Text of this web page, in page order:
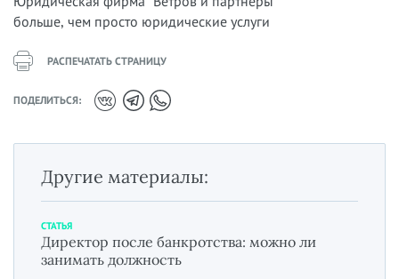
больше, чем просто юридические услуги
РАСПЕЧАТАТЬ СТРАНИЦУ
ПОДЕЛИТЬСЯ:
Другие материалы:
СТАТЬЯ
Директор после банкротства: можно ли
занимать должность